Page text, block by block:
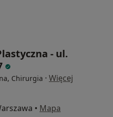
- ul.
Chirurgia · Więcej
• Mapa